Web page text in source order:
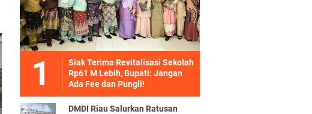
Siak Terima Revitalisasi Sekolah
Rp61 M Lebih, Bupati: Jangan
Ada Fee dan Pungli!
DMDI Riau Salurkan Ratusan